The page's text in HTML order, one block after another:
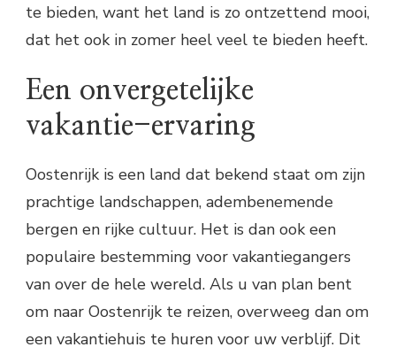
te bieden, want het land is zo ontzettend mooi,
dat het ook in zomer heel veel te bieden heeft.
Een onvergetelijke
vakantie-ervaring
Oostenrijk is een land dat bekend staat om zijn
prachtige landschappen, adembenemende
bergen en rijke cultuur. Het is dan ook een
populaire bestemming voor vakantiegangers
van over de hele wereld. Als u van plan bent
om naar Oostenrijk te reizen, overweeg dan om
een vakantiehuis te huren voor uw verblijf. Dit